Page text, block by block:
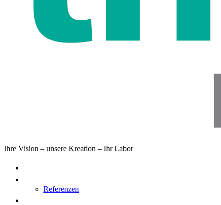
Ihre Vision – unsere Kreation – Ihr Labor
Referenzen